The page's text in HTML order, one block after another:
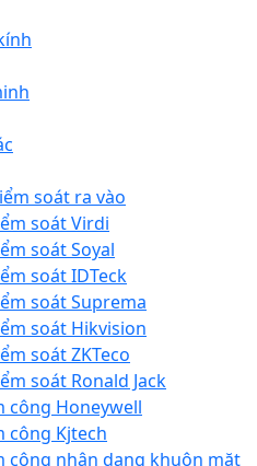
soát ra vào
soát Virdi
soát Soyal
soát IDTeck
soát Suprema
soát Hikvision
soát ZKTeco
soát Ronald Jack
công Honeywell
công Kjtech
công nhận dạng khuôn mặt